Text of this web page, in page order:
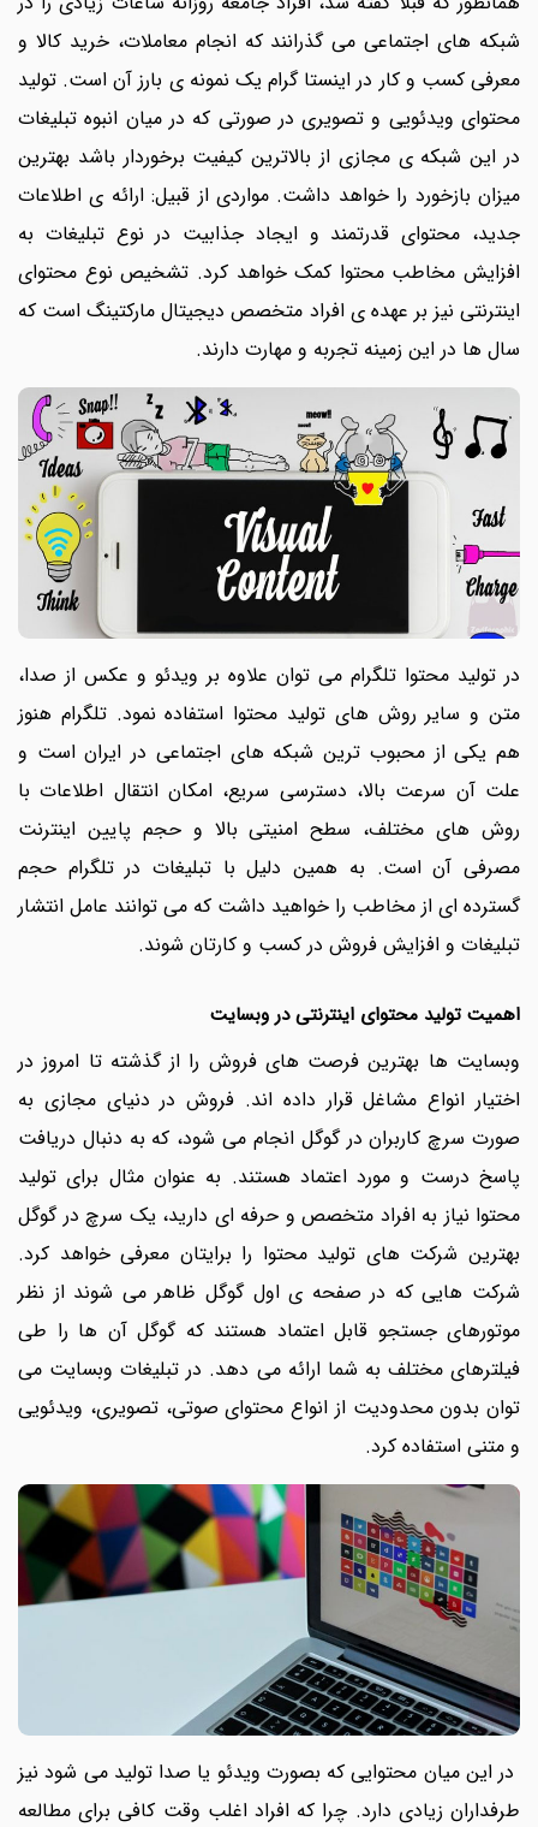
شبکه های اجتماعی می گذرانند که انجام معاملات، خرید کالا و
معرفی کسب و کار در اینستا گرام یک نمونه ی بارز آن است. تولید
محتوای ویدئویی و تصویری در صورتی که در میان انبوه تبلیغات
در این شبکه ی مجازی از بالاترین کیفیت برخوردار باشد بهترین
میزان بازخورد را خواهد داشت. مواردی از قبیل: ارائه ی اطلاعات
جدید، محتوای قدرتمند و ایجاد جذابیت در نوع تبلیغات به
افزایش مخاطب محتوا کمک خواهد کرد. تشخیص نوع محتوای
اینترنتی نیز بر عهده ی افراد متخصص دیجیتال مارکتینگ است که
سال ها در این زمینه تجربه و مهارت دارند.
در تولید محتوا تلگرام می توان علاوه بر ویدئو و عکس از صدا،
متن و سایر روش های تولید محتوا استفاده نمود. تلگرام هنوز
هم یکی از محبوب ترین شبکه های اجتماعی در ایران است و
علت آن سرعت بالا، دسترسی سریع، امکان انتقال اطلاعات با
روش های مختلف، سطح امنیتی بالا و حجم پایین اینترنت
مصرفی آن است. به همین دلیل با تبلیغات در تلگرام حجم
گسترده ای از مخاطب را خواهید داشت که می توانند عامل انتشار
تبلیغات و افزایش فروش در کسب و کارتان شوند.
اهمیت تولید محتوای اینترنتی در وبسایت
وبسایت ها بهترین فرصت های فروش را از گذشته تا امروز در
اختیار انواع مشاغل قرار داده اند. فروش در دنیای مجازی به
صورت سرچ کاربران در گوگل انجام می شود، که به دنبال دریافت
پاسخ درست و مورد اعتماد هستند. به عنوان مثال برای تولید
محتوا نیاز به افراد متخصص و حرفه ای دارید، یک سرچ در گوگل
بهترین شرکت های تولید محتوا را برایتان معرفی خواهد کرد.
شرکت هایی که در صفحه ی اول گوگل ظاهر می شوند از نظر
موتورهای جستجو قابل اعتماد هستند که گوگل آن ها را طی
فیلترهای مختلف به شما ارائه می دهد. در تبلیغات وبسایت می
توان بدون محدودیت از انواع محتوای صوتی، تصویری، ویدئویی
و متنی استفاده کرد.
در این میان محتوایی که بصورت ویدئو یا صدا تولید می شود نیز
طرفداران زیادی دارد. چرا که افراد اغلب وقت کافی برای مطالعه